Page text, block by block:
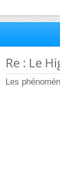
Re : Le
Les